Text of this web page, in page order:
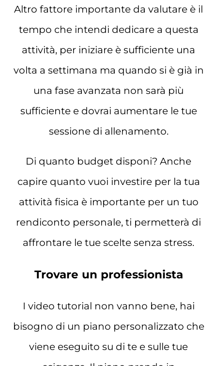
Altro fattore importante da valutare è il
tempo che intendi dedicare a questa
attività, per iniziare è sufficiente una
volta a settimana ma quando si è già in
una fase avanzata non sarà più
sufficiente e dovrai aumentare le tue
sessione di allenamento.
Di quanto budget disponi? Anche
capire quanto vuoi investire per la tua
attività fisica è importante per un tuo
rendiconto personale, ti permetterà di
affrontare le tue scelte senza stress.
Trovare un professionista
I video tutorial non vanno bene, hai
bisogno di un piano personalizzato che
viene eseguito su di te e sulle tue